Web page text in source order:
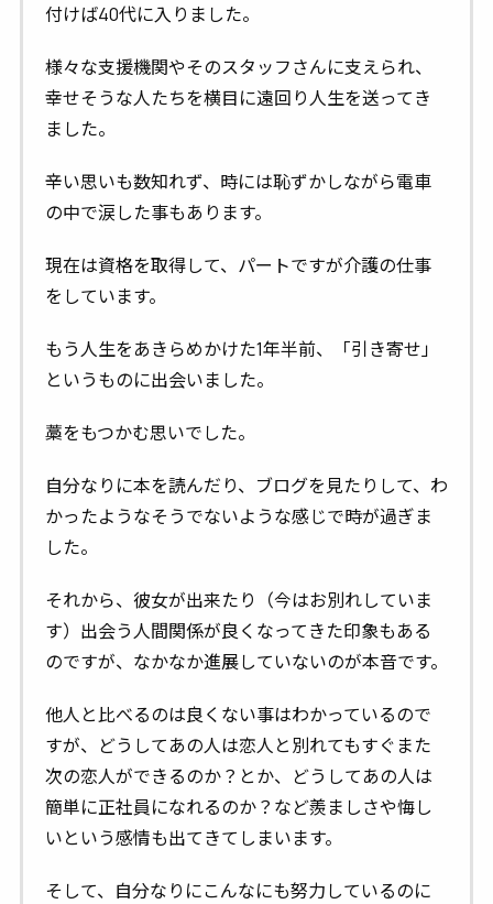
付けば40代に入りました。
様々な支援機関やそのスタッフさんに支えられ、
幸せそうな人たちを横目に遠回り人生を送ってき
ました。
辛い思いも数知れず、時には恥ずかしながら電車
の中で涙した事もあります。
現在は資格を取得して、パートですが介護の仕事
をしています。
もう人生をあきらめかけた1年半前、「引き寄せ」
というものに出会いました。
藁をもつかむ思いでした。
自分なりに本を読んだり、ブログを見たりして、わ
かったようなそうでないような感じで時が過ぎま
した。
それから、彼女が出来たり（今はお別れしていま
す）出会う人間関係が良くなってきた印象もある
のですが、なかなか進展していないのが本音です。
他人と比べるのは良くない事はわかっているので
すが、どうしてあの人は恋人と別れてもすぐまた
次の恋人ができるのか？とか、どうしてあの人は
簡単に正社員になれるのか？など羨ましさや悔し
いという感情も出てきてしまいます。
そして、自分なりにこんなにも努力しているのに